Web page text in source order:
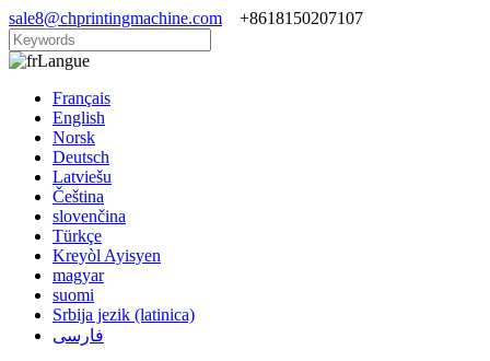
sale8@chprintingmachine.com +8618150207107
Langue
Français
English
Norsk
Deutsch
Latviešu
Čeština
slovenčina
Türkçe
Kreyòl Ayisyen
magyar
suomi
Srbija jezik (latinica)
فارسی